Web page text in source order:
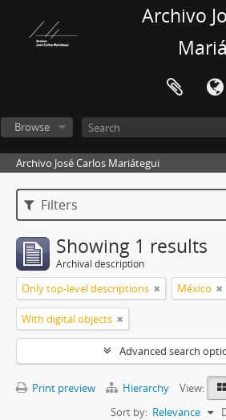
Archivo
Browse
Archivo José Carlos Mariátegui
Filters
Showing 1 results
Archival description
Only top-level descriptions México
With digital objects
Advanced search
Print preview Hierarchy
View:
Sort by: Relevance